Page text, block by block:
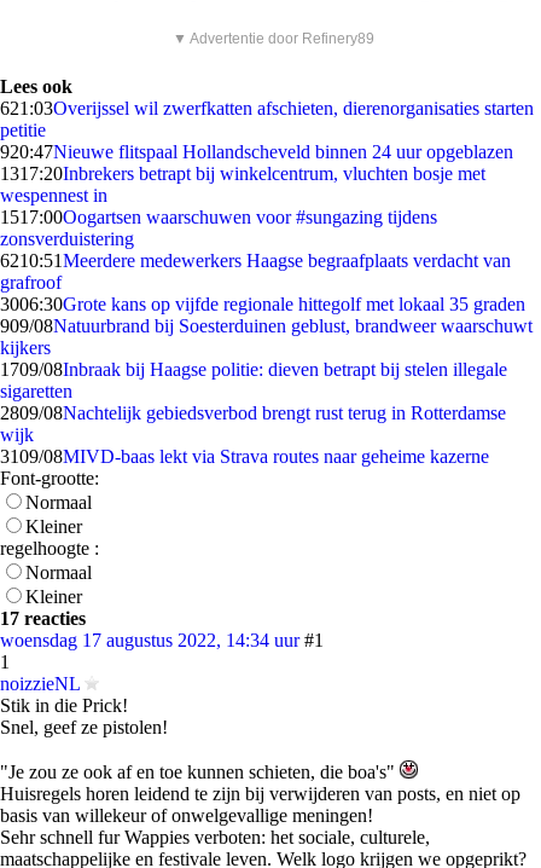
▼ Advertentie door Refinery89
Lees ook
621:03Overijssel wil zwerfkatten afschieten, dierenorganisaties starten
petitie
920:47Nieuwe flitspaal Hollandscheveld binnen 24 uur opgeblazen
1317:20Inbrekers betrapt bij winkelcentrum, vluchten bosje met
wespennest in
1517:00Oogartsen waarschuwen voor #sungazing tijdens
zonsverduistering
6210:51Meerdere medewerkers Haagse begraafplaats verdacht van
grafroof
3006:30Grote kans op vijfde regionale hittegolf met lokaal 35 graden
909/08Natuurbrand bij Soesterduinen geblust, brandweer waarschuwt
kijkers
1709/08Inbraak bij Haagse politie: dieven betrapt bij stelen illegale
sigaretten
2809/08Nachtelijk gebiedsverbod brengt rust terug in Rotterdamse
wijk
3109/08MIVD-baas lekt via Strava routes naar geheime kazerne
Font-grootte:
Normaal
Kleiner
regelhoogte :
Normaal
Kleiner
17 reacties
woensdag 17 augustus 2022, 14:34 uur #1
1
noizzieNL
Stik in die Prick!
Snel, geef ze pistolen!
"Je zou ze ook af en toe kunnen schieten, die boa's"
Huisregels horen leidend te zijn bij verwijderen van posts, en niet op
basis van willekeur of onwelgevallige meningen!
Sehr schnell fur Wappies verboten: het sociale, culturele,
maatschappelijke en festivale leven. Welk logo krijgen we opgeprikt?